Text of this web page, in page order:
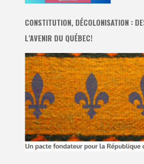
CONSTITUTION, DÉCOLONISATION :
L’AVENIR DU QUÉBEC!